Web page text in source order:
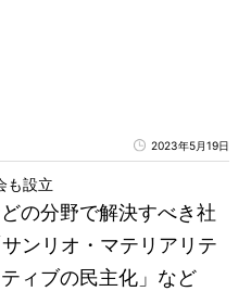
2023年5月19日
の分野で解決すべき社
ンリオ・マテリアリテ
ィブの民主化」など
も設立